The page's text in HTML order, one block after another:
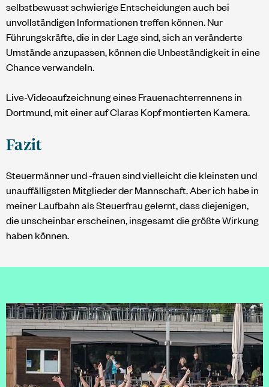
selbstbewusst schwierige Entscheidungen auch bei
unvollständigen Informationen treffen können. Nur
Führungskräfte, die in der Lage sind, sich an veränderte
Umstände anzupassen, können die Unbeständigkeit in eine
Chance verwandeln.
Live-Videoaufzeichnung eines Frauenachterrennens in
Dortmund, mit einer auf Claras Kopf montierten Kamera.
Fazit
Steuermänner und -frauen sind vielleicht die kleinsten und
unauffälligsten Mitglieder der Mannschaft. Aber ich habe in
meiner Laufbahn als Steuerfrau gelernt, dass diejenigen,
die unscheinbar erscheinen, insgesamt die größte Wirkung
haben können.